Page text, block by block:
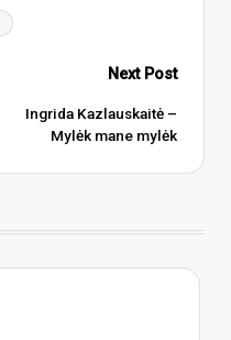
Next Post
Ingrida Kazlauskaitė –
Mylėk mane mylėk